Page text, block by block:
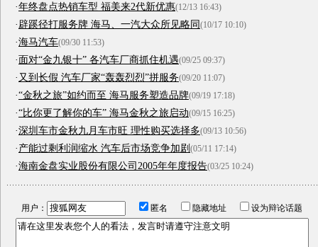
·年终盘点热销车型 福美来2代新优惠(12/13 16:43)
·辟蹊径打服务牌 海马、一汽大众所见略同(10/17 10:10)
·海马汽车(09/30 11:53)
·面对“金九银十” 各汽车厂商抓住机遇(09/25 09:37)
· 又到长假 汽车厂家“轰轰烈烈”拼服务(09/20 11:07)
·“金秋之旅”如约而至 海马服务塑造品牌(09/19 17:18)
·“比你更了解你的车” 海马金秋之旅启动(09/15 16:25)
·深圳车市金秋九月车市旺 理性购买选择多(09/13 10:56)
·产能过剩利润缩水 汽车后市场竞争加剧 (05/11 17:14)
·海南金盘实业股份有限公司2005年年度报告(03/25 10:24)
用户： 匿名 隐藏地址 设为辩论话题